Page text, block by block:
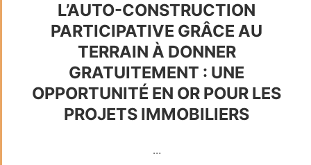
L’AUTO-CONSTRUCTION
PARTICIPATIVE GRÂCE AU
TERRAIN À DONNER
GRATUITEMENT : UNE
OPPORTUNITÉ EN OR POUR LES
PROJETS IMMOBILIERS
…